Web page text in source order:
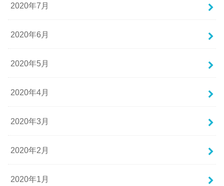
2020年7月
2020年6月
2020年5月
2020年4月
2020年3月
2020年2月
2020年1月